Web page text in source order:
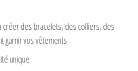
créer des bracelets, des colliers, des
garnir vos vêtements
unique